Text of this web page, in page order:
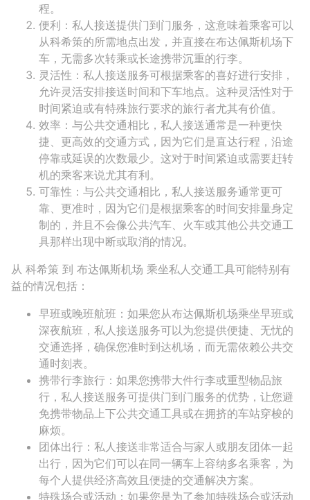
程。
便利 ：私人接送提供门到门服务，这意味着乘客可以
从科希策的所需地点出发，并直接在布达佩斯机场下
车，无需多次转乘或长途携带沉重的行李。
灵活性 ：私人接送服务可根据乘客的喜好进行安排，
允许灵活安排接送时间和下车地点。这种灵活性对于
时间紧迫或有特殊旅行要求的旅行者尤其有价值。
效率 ：与公共交通相比，私人接送通常是一种更快
捷、更高效的交通方式，因为它们是直达行程，沿途
停靠或延误的次数最少。这对于时间紧迫或需要赶转
机的乘客来说尤其有利。
可靠性 ：与公共交通相比，私人接送服务通常更可
靠、更准时，因为它们是根据乘客的时间安排量身定
制的，并且不会像公共汽车、火车或其他公共交通工
具那样出现中断或取消的情况。
从 科希策 到 布达佩斯机场 乘坐私人交通工具可能特别有
益的情况包括：
早班或晚班航班 ：如果您从布达佩斯机场乘坐早班或
深夜航班，私人接送服务可以为您提供便捷、无忧的
交通选择，确保您准时到达机场，而无需依赖公共交
通时刻表。
携带行李旅行 ：如果您携带大件行李或重型物品旅
行，私人接送服务可提供门到门服务的优势，让您避
免携带物品上下公共交通工具或在拥挤的车站穿梭的
麻烦。
团体出行 ：私人接送非常适合与家人或朋友团体一起
出行，因为它们可以在同一辆车上容纳多名乘客，为
每个人提供经济高效且便捷的交通解决方案。
特殊场合或活动 ：如果您是为了参加特殊场合或活动